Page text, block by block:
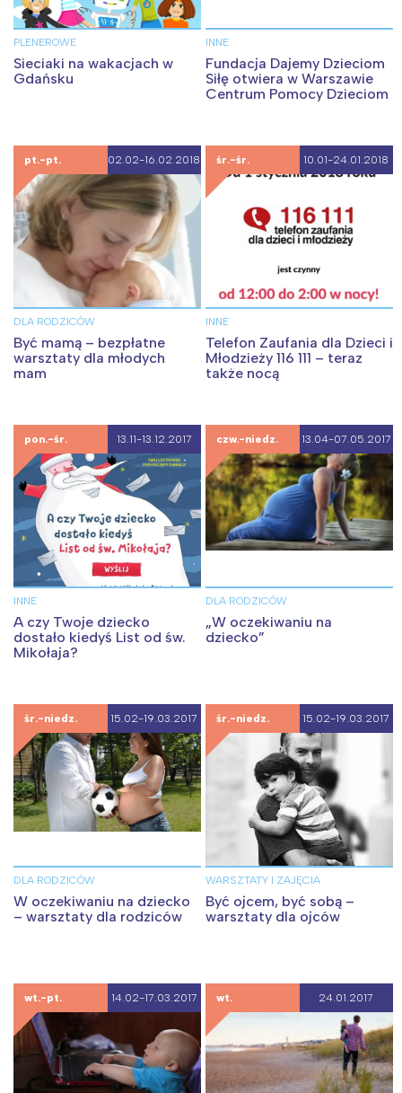
PLENEROWE
Sieciaki na wakacjach w
Gdańsku
INNE
Fundacja Dajemy Dzieciom
Siłę otwiera w Warszawie
Centrum Pomocy Dzieciom
pt.-pt. 02.02-16.02.2018
DLA RODZICÓW
Być mamą – bezpłatne
warsztaty dla młodych
mam
śr.-śr. 10.01-24.01.2018
INNE
Telefon Zaufania dla Dzieci i
Młodzieży 116 111 – teraz
także nocą
pon.-śr. 13.11-13.12.2017
INNE
A czy Twoje dziecko
dostało kiedyś List od św.
Mikołaja?
czw.-niedz. 13.04-07.05.2017
DLA RODZICÓW
„W oczekiwaniu na
dziecko”
śr.-niedz. 15.02-19.03.2017
DLA RODZICÓW
W oczekiwaniu na dziecko
– warsztaty dla rodziców
śr.-niedz. 15.02-19.03.2017
WARSZTATY I ZAJĘCIA
Być ojcem, być sobą –
warsztaty dla ojców
wt.-pt. 14.02-17.03.2017 wt. 24.01.2017
Interesują mnie wydarzenia z
tego regionu:
Warszawa
Poznań
Wrocław
Śląsk
Kraków
Północ
Wszystkie
Wybieram